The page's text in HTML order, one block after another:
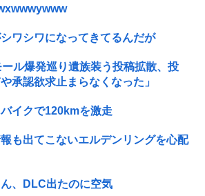
ワシワになってきてるんだが
ール爆発巡り遺族装う投稿拡散、投
承認欲求止まらなくなった」
イクで120kmを激走
報も出てこないエルデンリングを心配
、DLC出たのに空気